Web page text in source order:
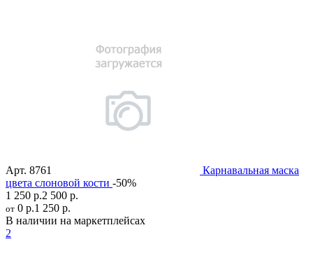
Арт. 8761
Карнавальная маска
цвета слоновой кости -50%
1 250 р.2 500 р.
от 0 р.1 250 р.
В наличии на маркетплейсах
2